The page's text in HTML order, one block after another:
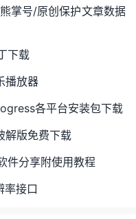
掌号/原创保护文章数据
下载
播放器
各平台安装包下载
解版免费下载
件分享附使用教程
率接口